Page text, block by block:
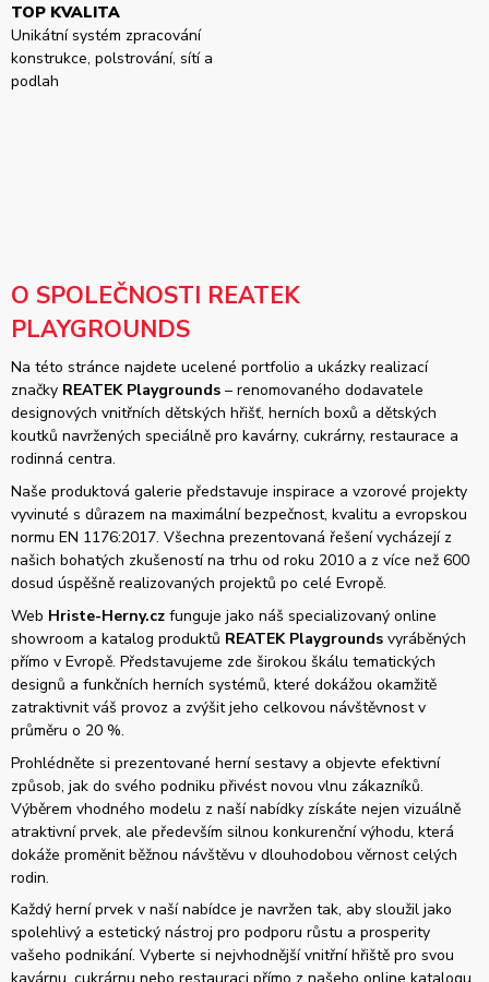
TOP KVALITA
Unikátní systém zpracování
konstrukce, polstrování, sítí a
podlah
O SPOLEČNOSTI REATEK
PLAYGROUNDS
Na této stránce najdete ucelené portfolio a ukázky realizací
značky REATEK Playgrounds – renomovaného dodavatele
designových vnitřních dětských hřišť, herních boxů a dětských
koutků navržených speciálně pro kavárny, cukrárny, restaurace a
rodinná centra.
Naše produktová galerie představuje inspirace a vzorové projekty
vyvinuté s důrazem na maximální bezpečnost, kvalitu a evropskou
normu EN 1176:2017. Všechna prezentovaná řešení vycházejí z
našich bohatých zkušeností na trhu od roku 2010 a z více než 600
dosud úspěšně realizovaných projektů po celé Evropě.
Web Hriste-Herny.cz funguje jako náš specializovaný online
showroom a katalog produktů REATEK Playgrounds vyráběných
přímo v Evropě. Představujeme zde širokou škálu tematických
designů a funkčních herních systémů, které dokážou okamžitě
zatraktivnit váš provoz a zvýšit jeho celkovou návštěvnost v
průměru o 20 %.
Prohlédněte si prezentované herní sestavy a objevte efektivní
způsob, jak do svého podniku přivést novou vlnu zákazníků.
Výběrem vhodného modelu z naší nabídky získáte nejen vizuálně
atraktivní prvek, ale především silnou konkurenční výhodu, která
dokáže proměnit běžnou návštěvu v dlouhodobou věrnost celých
rodin.
Každý herní prvek v naší nabídce je navržen tak, aby sloužil jako
spolehlivý a estetický nástroj pro podporu růstu a prosperity
vašeho podnikání. Vyberte si nejvhodnější vnitřní hřiště pro svou